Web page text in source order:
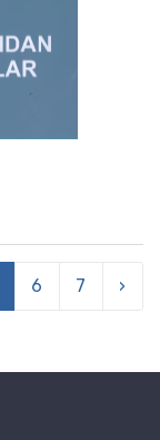
6 7 ›